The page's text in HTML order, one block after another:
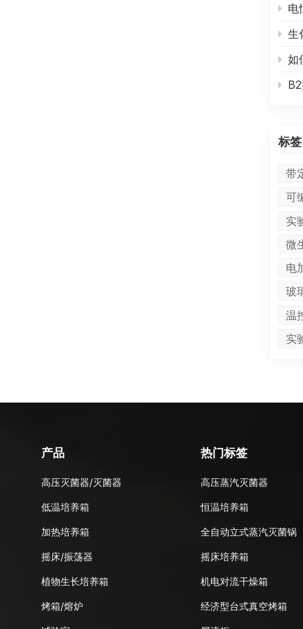
电
生
如
标签
带
可
实
微
电
玻
温
实
产品
高压灭菌器/灭菌器
低温培养箱
加热培养箱
摇床/振荡器
植物生长培养箱
烤箱/熔炉
热门标签
高压蒸汽灭菌器
恒温培养箱
全自动立式蒸汽灭菌锅
摇床培养箱
机电对流干燥箱
经济型台式真空烤箱